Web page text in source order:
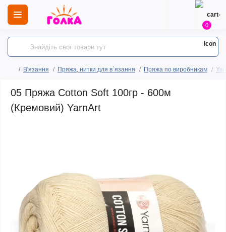
0
В'язання Пряжа, нитки для в`язання Пряжа по виробникам
05 Пряжа Cotton Soft 100гр - 600м
(Кремовий) YarnArt